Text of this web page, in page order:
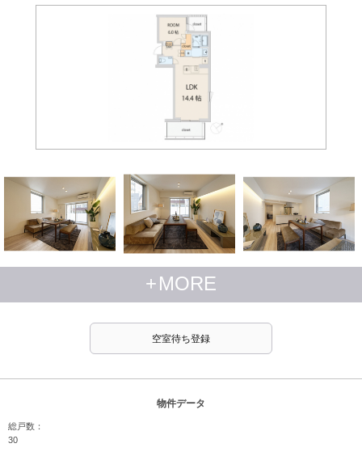
+MORE
空室待ち登録
物件データ
総戸数：
30